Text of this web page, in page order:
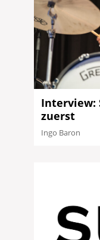
Interview:
zuerst
Ingo Baron